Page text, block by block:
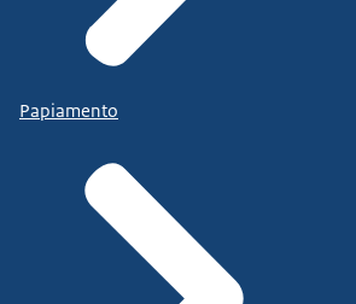
Papiamento